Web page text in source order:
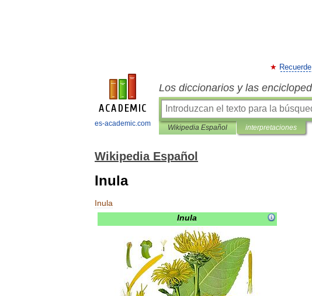
es-academic.com
Los diccionarios y las
Wikipedia Español interpretaciones
Wikipedia Español
Inula
Inula
Inula